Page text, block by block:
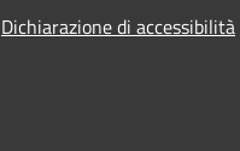
Dichiarazione di accessibilità